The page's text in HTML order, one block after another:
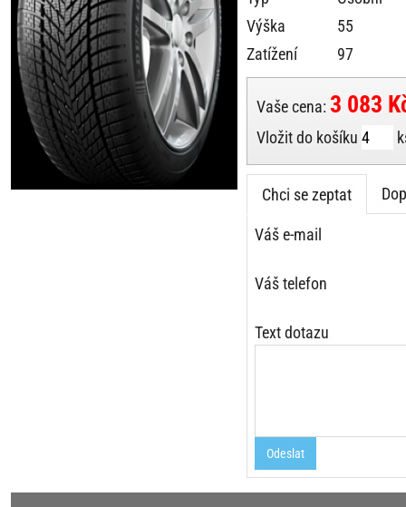
Výška
55
Zatížení
97
Vaše cena: 3 083
Vložit do košíku
Chci se zeptat
Váš e-mail
Váš telefon
Text dotazu
Odeslat